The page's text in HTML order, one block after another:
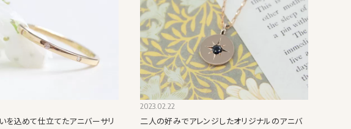
を込めて仕立てたアニバーサリ
2023.02.22
二人の好みでアレンジしたオリジナルのアニバ